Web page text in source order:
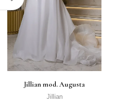
Jillian mod. Augusta
Jillian